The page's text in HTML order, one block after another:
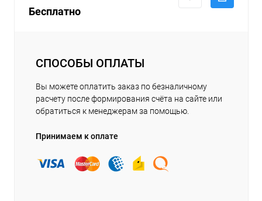
Бесплатно
СПОСОБЫ ОПЛАТЫ
Вы можете оплатить заказ по безналичному
расчету после формирования счёта на сайте или
обратиться к менеджерам за помощью.
Принимаем к оплате